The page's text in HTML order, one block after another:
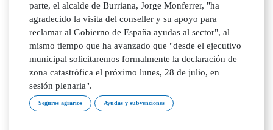
parte, el alcalde de Burriana, Jorge Monferrer, "ha
agradecido la visita del conseller y su apoyo para
reclamar al Gobierno de España ayudas al sector", al
mismo tiempo que ha avanzado que "desde el ejecutivo
municipal solicitaremos formalmente la declaración de
zona catastrófica el próximo lunes, 28 de julio, en
sesión plenaria".
Seguros agrarios Ayudas y subvenciones